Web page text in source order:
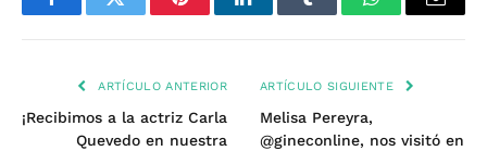
FacebookTwitter PinterestLinkedInTumblr WhatsAppEmail
ARTÍCULO ANTERIOR
¡Recibimos a la actriz Carla
Quevedo en nuestra
ARTÍCULO SIGUIENTE
Melisa Pereyra,
@gineconline, nos visitó en